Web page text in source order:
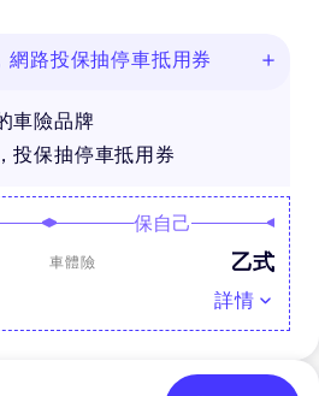
路投保抽停車抵用券
車險品牌
投保抽停車抵用券
保自己
車體險 乙式
詳情